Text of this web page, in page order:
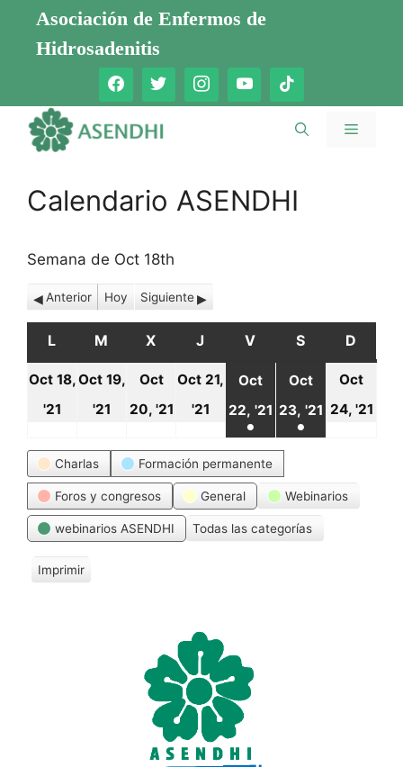
Saltar
contenido
Asociación de Enfermos de
Hidrosadenitis
Menú
Calendario ASENDHI
Semana de Oct 18th
Anterior Hoy Siguiente
L LUNES
M MARTES
X MIÉRCOLES
J JUEVES
V VIERNES
S SÁBADO
D
Oct 18,
'21
2021
Oct 19,
'21
19
2021
Oct
20, '21
20
octubre,
2021
Oct 21,
'21
21
octubre,
2021
Oct
22, '21 22
octubre,
●
(1
event)
Oct
23, '21 23
octubre,
●
event)
Oct
24, '21
Categorías
Charlas Formación permanente
Foros y congresos General Webinarios
webinarios ASENDHI Todas las categorías
Imprimir
V